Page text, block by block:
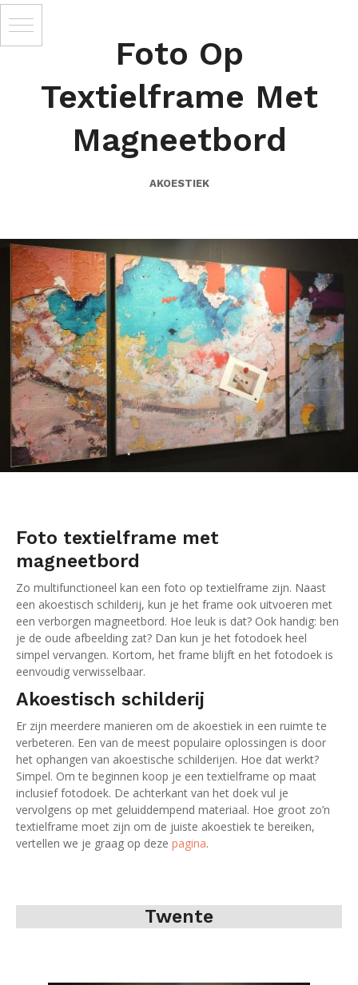
Foto Op
Textielframe Met
Magneetbord
AKOESTIEK
Foto textielframe met
magneetbord
Zo multifunctioneel kan een foto op textielframe zijn. Naast
een akoestisch schilderij, kun je het frame ook uitvoeren met
een verborgen magneetbord. Hoe leuk is dat? Ook handig: ben
je de oude afbeelding zat? Dan kun je het fotodoek heel
simpel vervangen. Kortom, het frame blijft en het fotodoek is
eenvoudig verwisselbaar.
Akoestisch schilderij
Er zijn meerdere manieren om de akoestiek in een ruimte te
verbeteren. Een van de meest populaire oplossingen is door
het ophangen van akoestische schilderijen. Hoe dat werkt?
Simpel. Om te beginnen koop je een textielframe op maat
inclusief fotodoek. De achterkant van het doek vul je
vervolgens op met geluiddempend materiaal. Hoe groot zo’n
textielframe moet zijn om de juiste akoestiek te bereiken,
vertellen we je graag op deze pagina.
Twente